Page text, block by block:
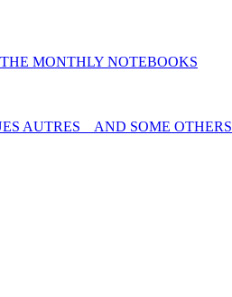
MONTHLY NOTEBOOKS
AUTRES _ AND SOME OTHERS